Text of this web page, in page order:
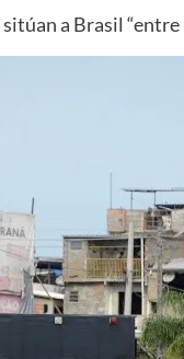
a Brasil